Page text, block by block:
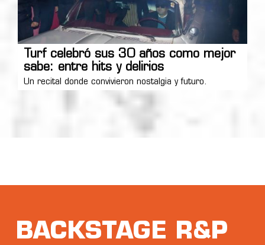
Turf celebró sus 30 años como mejor
sabe: entre hits y delirios
Un recital donde convivieron nostalgia y futuro.
BACKSTAGE R&P